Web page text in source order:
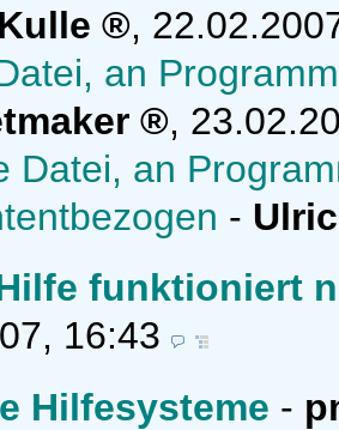
,
an
,
Datei, an
-
funktioniert
16:43
Hilfesysteme -